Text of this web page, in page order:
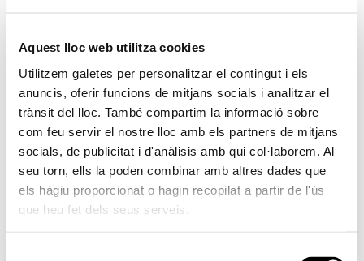
Aquest lloc web utilitza cookies
Utilitzem galetes per personalitzar el contingut i els
anuncis, oferir funcions de mitjans socials i analitzar el
trànsit del lloc. També compartim la informació sobre
com feu servir el nostre lloc amb els partners de mitjans
socials, de publicitat i d'anàlisis amb qui col·laborem. Al
seu torn, ells la poden combinar amb altres dades que
els hàgiu proporcionat o hagin recopilat a partir de l'ús
que heu fet dels seus serveis.
se vivió en España al estallar la pandemia sanitaria de la
COVID19.
La exposición, en la que han participado 25 socios del Grupo
universo íntimo y personal en el que se recorren emociones
como el miedo, la incertidumbre, la esperanza, la tristeza o la
soledad. Las imágenes pertenecen a los autores Ana María
Roger, Antonio Pérez, Antonio Hernández, Antonio Martínez,
Begoña Cosín, Carlos Ibáñez, David Piqueras, Eliseo Durbá,
Marisa Barrachina, Mª Carmen Barrachina, Mercedes Martínez,